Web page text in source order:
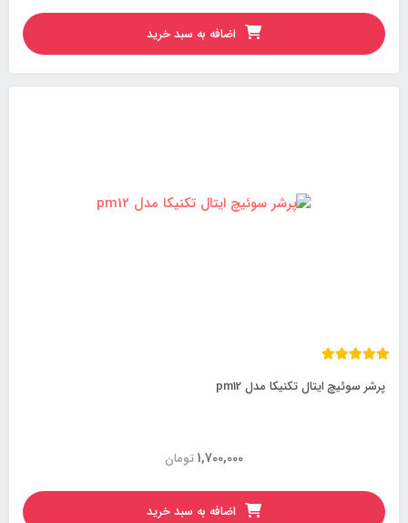
اضافه به سبد خرید
پرشر سوئیچ ایتال تکنیکا مدل pm12
تومان1,700,000
اضافه به سبد خرید